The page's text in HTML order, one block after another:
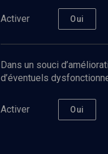
Culture
Activer Oui
Dans un souci
d’éventuels
Activer Oui